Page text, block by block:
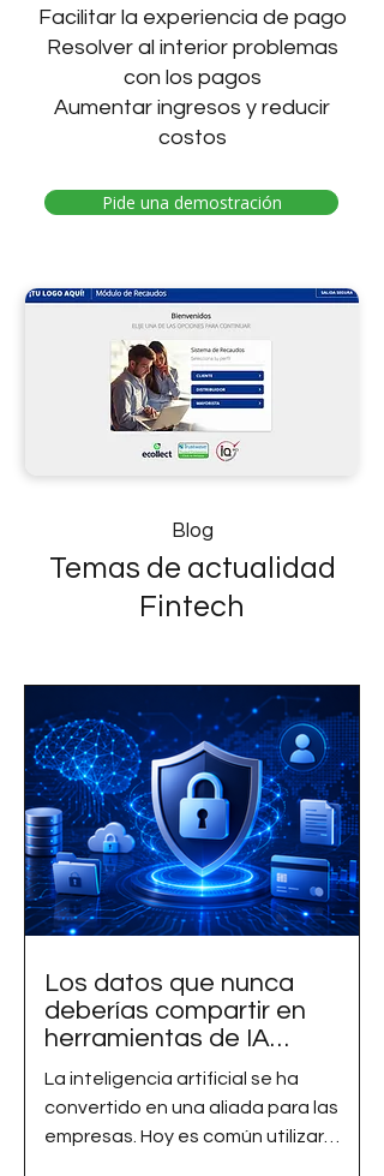
Facilitar la experiencia de pago
Resolver al interior problemas
con los pagos
Aumentar ingresos y reducir
costos
Pide una demostración
Blog
Temas de actualidad
Fintech
Los datos que nunca
deberías compartir en
herramientas de IA
gratuitas
La inteligencia artificial se ha
convertido en una aliada para las
empresas. Hoy es común utilizar